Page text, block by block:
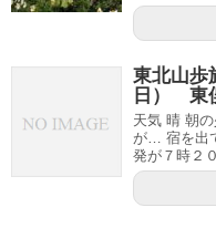
東北山歩
日） 東
天気 晴 朝
が… 宿を出
発が７時２